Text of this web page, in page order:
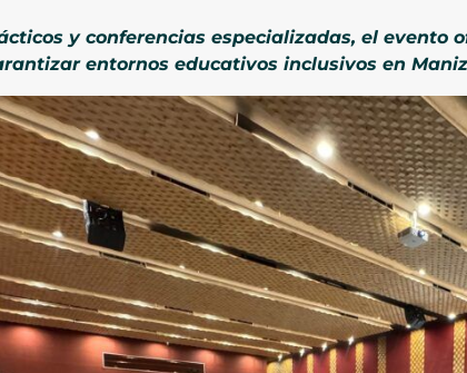
y conferencias especializadas, el evento
entornos educativos inclusivos en